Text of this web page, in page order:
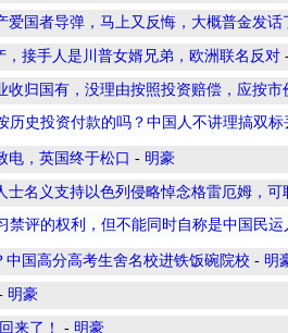
爱国者导弹，马上又反悔，大概普金发话
，接手人是川普女婿兄弟，欧洲联名反对
收归国有，没理由按照投资赔偿，应按市
历史投资付款的吗？中国人不讲理搞双标
电，英国终于松口 - 明豪
士名义支持以色列侵略悼念格雷厄姆，可
禁评的权利，但不能同时自称是中国民运
中国高分高考生舍名校进铁饭碗院校 - 明
明豪
来了！ - 明豪